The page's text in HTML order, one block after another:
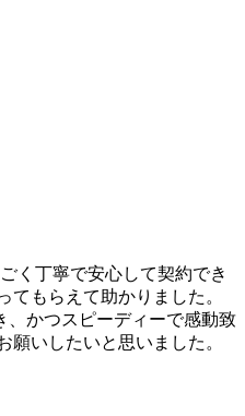
く丁寧で安心して契約でき
てもらえて助かりました。
、かつスピーディーで感動致
願いしたいと思いました。